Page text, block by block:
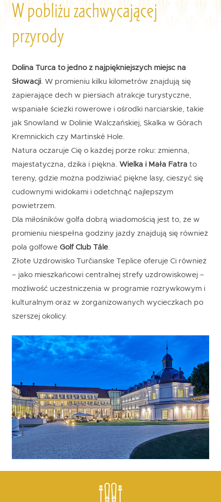
W pobliżu zachwycającej
przyrody
Dolina Turca to jedno z najpiękniejszych miejsc na
Słowacji . W promieniu kilku kilometrów znajdują się
zapierające dech w piersiach atrakcje turystyczne,
wspaniałe ścieżki rowerowe i ośrodki narciarskie, takie
jak Snowland w Dolinie Walczańskiej, Skalka w Górach
Kremnickich czy Martinské Hole.
Natura oczaruje Cię o każdej porze roku: zmienna,
majestatyczna, dzika i piękna. Wielka i Mała Fatra to
tereny, gdzie można podziwiać piękne lasy, cieszyć się
cudownymi widokami i odetchnąć najlepszym
powietrzem.
Dla miłośników golfa dobrą wiadomością jest to, że w
promieniu niespełna godziny jazdy znajdują się również
pola golfowe Golf Club Tále
Złote Uzdrowisko Turčianske Teplice oferuje Ci również
– jako mieszkańcowi centralnej strefy uzdrowiskowej –
możliwość uczestniczenia w programie rozrywkowym i
kulturalnym oraz w zorganizowanych wycieczkach po
szerszej okolicy.